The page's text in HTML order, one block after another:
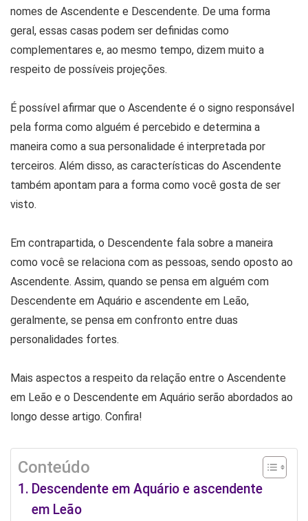
nomes de Ascendente e Descendente. De uma forma
geral, essas casas podem ser definidas como
complementares e, ao mesmo tempo, dizem muito a
respeito de possíveis projeções.
É possível afirmar que o Ascendente é o signo responsável
pela forma como alguém é percebido e determina a
maneira como a sua personalidade é interpretada por
terceiros. Além disso, as características do Ascendente
também apontam para a forma como você gosta de ser
visto.
Em contrapartida, o Descendente fala sobre a maneira
como você se relaciona com as pessoas, sendo oposto ao
Ascendente. Assim, quando se pensa em alguém com
Descendente em Aquário e ascendente em Leão,
geralmente, se pensa em confronto entre duas
personalidades fortes.
Mais aspectos a respeito da relação entre o Ascendente
em Leão e o Descendente em Aquário serão abordados ao
longo desse artigo. Confira!
Conteúdo
Descendente em Aquário e ascendente
em Leão